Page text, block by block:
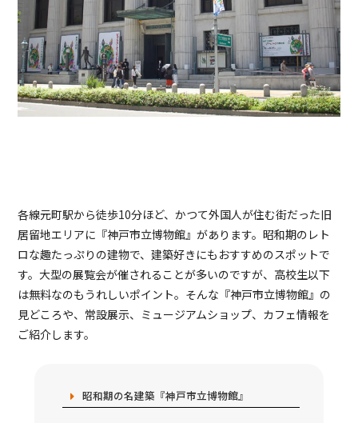
各線元町駅から徒歩10分ほど、かつて外国人が住む街だった旧
居留地エリアに『神戸市立博物館』があります。昭和期のレト
ロな趣たっぷりの建物で、建築好きにもおすすめのスポットで
す。大型の展覧会が催されることが多いのですが、高校生以下
は無料なのもうれしいポイント。そんな『神戸市立博物館』の
見どころや、常設展示、ミュージアムショップ、カフェ情報を
ご紹介します。
昭和期の名建築『神戸市立博物館』